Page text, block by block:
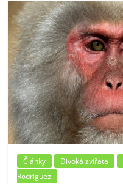
Články Divoká zvířata
Rodriguez